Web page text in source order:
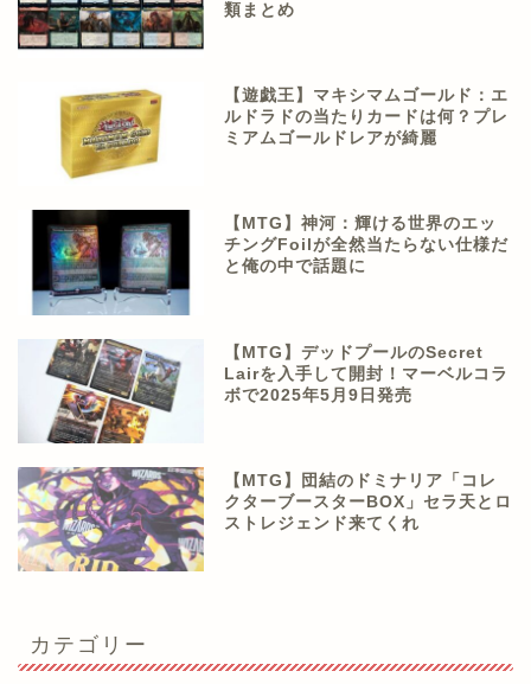
類まとめ
【遊戯王】マキシマムゴールド：エ
ルドラドの当たりカードは何？プレ
ミアムゴールドレアが綺麗
【MTG】神河：輝ける世界のエッ
チングFoilが全然当たらない仕様だ
と俺の中で話題に
【MTG】デッドプールのSecret
Lairを入手して開封！マーベルコラ
ボで2025年5月9日発売
【MTG】団結のドミナリア「コレ
クターブースターBOX」セラ天とロ
ストレジェンド来てくれ
カテゴリー